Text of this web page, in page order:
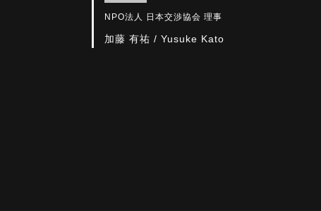
NPO法人 日本交渉協会 理事
加藤 有祐 / Yusuke Kato